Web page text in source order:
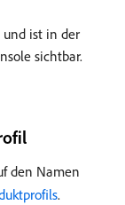
und ist in der
sichtbar.
den Namen
.